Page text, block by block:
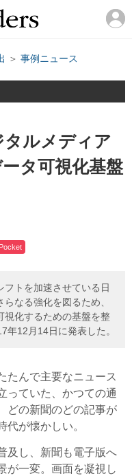
＞ 事例ニュース
タルメディア
タ可視化基盤
Pocket
フトを加速させている日
なる強化を図るため、
視化するための基盤を整
年12月14日に発表した。
んで主要なニュース
っていた、かつての通
どの新聞のどの記事が
が懐かしい。
及し、新聞も電子版へ
が一変。画面を凝視し